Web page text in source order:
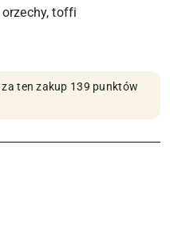
ten zakup 139 punktów